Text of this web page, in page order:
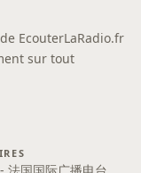
EcouterLaRadio.fr
sur tout